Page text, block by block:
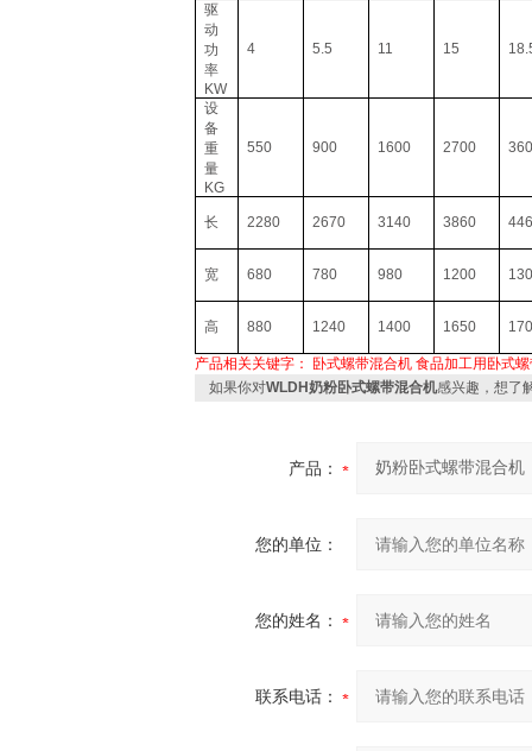
驱
动
功
率
KW
4 5.5 11 15
设
备
重
量
KG
550 900 1600 2700
长 2280 2670 3140 3860
宽 680 780 980 1200
高 880 1240 1400 1650
产品相关关键字： 卧式螺带混合机 食品加工用卧式
如果你对WLDH奶粉卧式螺带混合机感兴趣，想了
产品：
您的单位：
您的姓名：
联系电话：